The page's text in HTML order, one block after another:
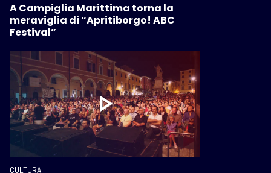
A Campiglia Marittima torna la
meraviglia di “Apritiborgo! ABC
Festival”
CULTURA